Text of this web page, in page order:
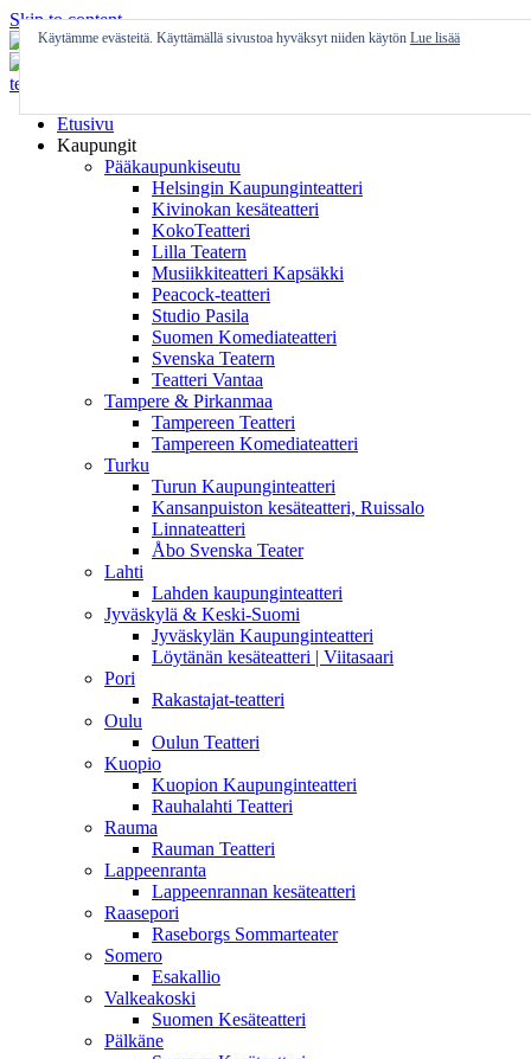
Skip to content
Etusivu
Kaupungit
Pääkaupunkiseutu
Helsingin Kaupunginteatteri
Kivinokan kesäteatteri
KokoTeatteri
Lilla Teatern
Musiikkiteatteri Kapsäkki
Peacock-teatteri
Studio Pasila
Suomen Komediateatteri
Svenska Teatern
Teatteri Vantaa
Tampere & Pirkanmaa
Tampereen Teatteri
Tampereen Komediateatteri
Turku
Turun Kaupunginteatteri
Kansanpuiston kesäteatteri, Ruissalo
Linnateatteri
Åbo Svenska Teater
Lahti
Lahden kaupunginteatteri
Jyväskylä & Keski-Suomi
Jyväskylän Kaupunginteatteri
Löytänän kesäteatteri | Viitasaari
Pori
Rakastajat-teatteri
Oulu
Oulun Teatteri
Kuopio
Kuopion Kaupunginteatteri
Rauhalahti Teatteri
Rauma
Rauman Teatteri
Lappeenranta
Lappeenrannan kesäteatteri
Raasepori
Raseborgs Sommarteater
Somero
Esakallio
Valkeakoski
Suomen Kesäteatteri
Pälkäne
Käytämme evästeitä. Käyttämällä sivustoa hyväksyt niiden käytön Lue lisää